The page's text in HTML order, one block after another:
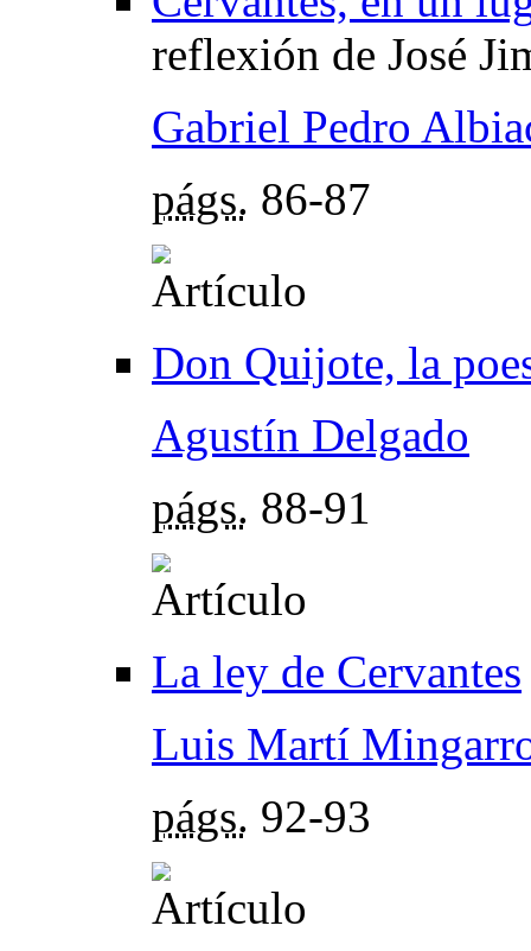
reflexión de José
Gabriel Pedro
págs. 86-87
Don Quijote, la
Agustín Delgado
págs. 88-91
La ley de Cervantes
Luis Martí
págs. 92-93